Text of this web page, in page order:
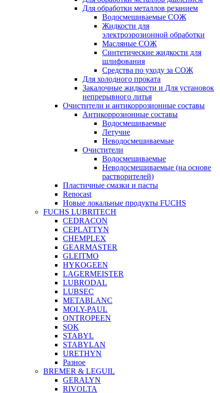
Для обработки металлов резанием
Водосмешиваемые СОЖ
Жидкости для
электроэрозионной обработки
Масляные СОЖ
Синтетические жидкости для
шлифования
Средства по уходу за СОЖ
Для холодного проката
Закалочные жидкости и Для установок
непрерывного литья
Очистители и антикоррозионные составы
Антикоррозионные составы
Водосмешиваемые
Летучие
Неводосмешиваемые
Очистители
Водосмешиваемые
Неводосмешиваемые (на основе
растворителей)
Пластичные смазки и пасты
Renocast
Новые локальные продукты FUCHS
FUCHS LUBRITECH
CEDRACON
CEPLATTYN
CHEMPLEX
GEARMASTER
GLEITMO
HYKOGEEN
LAGERMEISTER
LUBRODAL
LUBSEC
METABLANC
MOLY-PAUL
ONTROPEEN
SOK
STABYL
STABYLAN
URETHYN
Разное
BREMER & LEGUIL
GERALYN
RIVOLTA